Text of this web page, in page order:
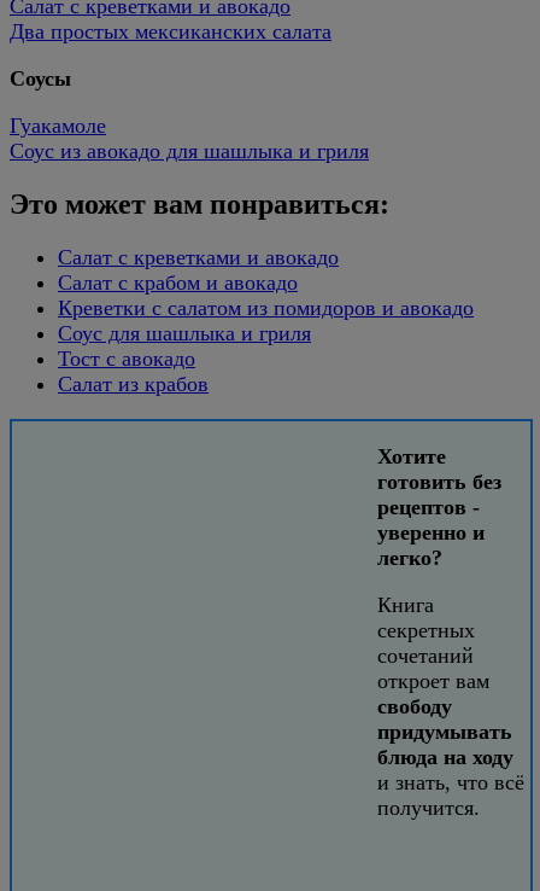
Салат с креветками и авокадо
Два простых мексиканских салата
Соусы
Гуакамоле
Соус из авокадо для шашлыка и гриля
Это может вам понравиться:
Салат с креветками и авокадо
Салат с крабом и авокадо
Креветки с салатом из помидоров и авокадо
Соус для шашлыка и гриля
Тост с авокадо
Салат из крабов
Хотите
готовить без
рецептов -
уверенно и
легко?
Книга
секретных
сочетаний
откроет вам
свободу
придумывать
блюда на ходу
и знать, что всё
получится.